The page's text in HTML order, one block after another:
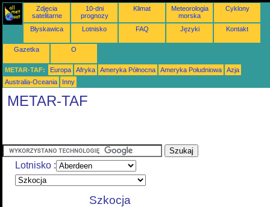
Zdjęcia
satelitarne
10-dni
prognozy
Klimat
Meteorologia
morska
Cyklony
Błyskawica Lotnisko FAQ Języki Kontakt
Gazetka O
METAR-TAF: Europa Afryka Ameryka Północna Ameryka Południowa
Azja
Australia-Oceania
Inny
METAR-TAF
Lotnisko :
Szkocja